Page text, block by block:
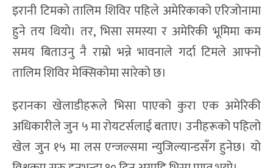
इरानी टिमको तालिम शिविर पहिले अमेरिकाको एरिजोनामा
हुने तय थियो। तर, भिसा समस्या र अमेरिकी भूमिमा कम
समय बिताउनु नै राम्रो भन्ने भावनाले गर्दा टिमले आफ्नो
तालिम शिविर मेक्सिकोमा सारेको छ।
इरानका खेलाडीहरूले भिसा पाएको कुरा एक अमेरिकी
अधिकारीले जुन ५ मा रोयटर्सलाई बताए। उनीहरूको पहिलो
खेल जुन १५ मा लस एन्जल्समा न्युजिल्यान्डसँग हुनेछ। यो